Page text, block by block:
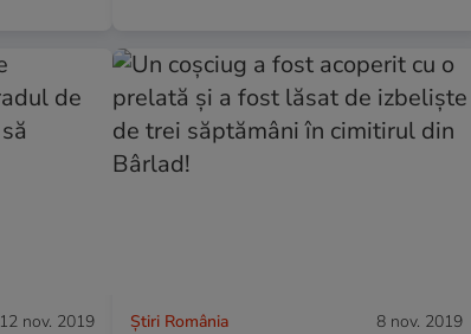
12 nov. 2019 Știri România 8 nov. 2019